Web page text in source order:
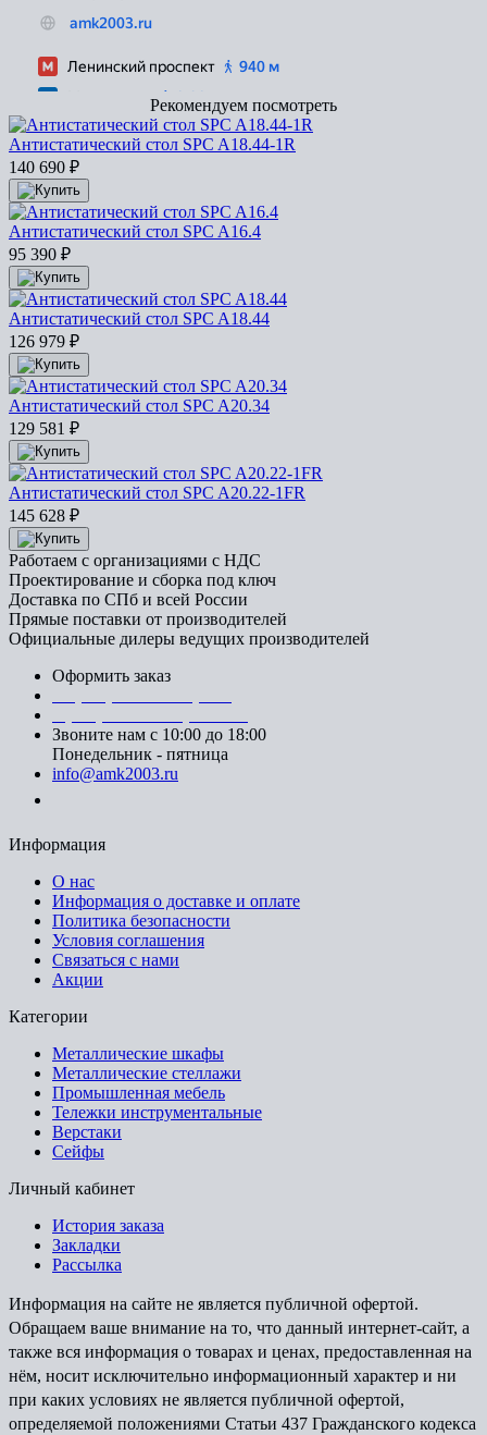
Рекомендуем посмотреть
Антистатический стол SPC A18.44-1R
140 690 ₽
Антистатический стол SPC A16.4
95 390 ₽
Антистатический стол SPC A18.44
126 979 ₽
Антистатический стол SPC A20.34
129 581 ₽
Антистатический стол SPC A20.22-1FR
145 628 ₽
Работаем с организациями с НДС
Проектирование и сборка под ключ
Доставка по СПб и всей России
Прямые поставки от производителей
Официальные дилеры ведущих производителей
Оформить заказ
Звоните нам с 10:00 до 18:00
Понедельник - пятница
info@amk2003.ru
Информация
О нас
Информация о доставке и оплате
Политика безопасности
Условия соглашения
Связаться с нами
Акции
Категории
Металлические шкафы
Металлические стеллажи
Промышленная мебель
Тележки инструментальные
Верстаки
Сейфы
Личный кабинет
История заказа
Закладки
Рассылка
Информация на сайте не является публичной офертой.
Обращаем ваше внимание на то, что данный интернет-сайт, а
также вся информация о товарах и ценах, предоставленная на
нём, носит исключительно информационный характер и ни
при каких условиях не является публичной офертой,
определяемой положениями Статьи 437 Гражданского кодекса